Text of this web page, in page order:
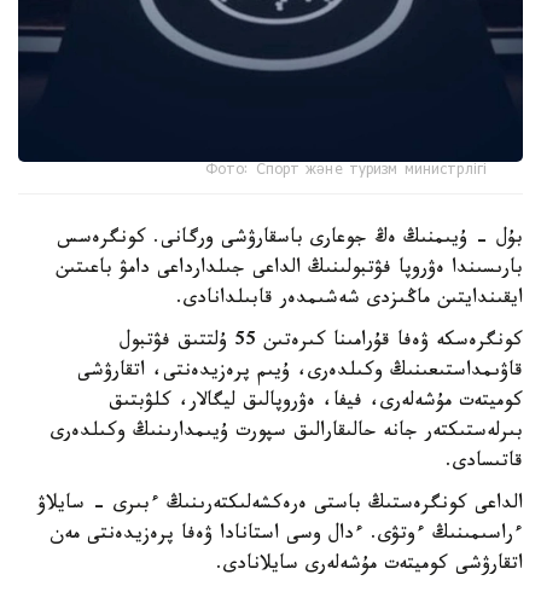
Фото: Спорт және туризм министрлігі
بۇل - ۇيىمنىڭ ەڭ جوعارى باسقارۋشى ورگانى. كونگرەسس
بارىسىندا ەۋروپا فۋتبولىنىڭ الداعى جىلدارداعى دامۋ باعىتىن
ايقىندايتىن ماڭىزدى شەشىمدەر قابىلدانادى.
كونگرەسكە ۋەفا قۇرامىنا كىرەتىن 55 ۇلتتىق فۋتبول
قاۋىمداستىعىنىڭ وكىلدەرى، ۇيىم پرەزيدەنتى، اتقارۋشى
كوميتەت مۇشەلەرى، فيفا، ەۋروپالىق ليگالار، كلۋبتىق
بىرلەستىكتەر جانە حالىقارالىق سپورت ۇيىمدارىنىڭ وكىلدەرى
قاتىسادى.
الداعى كونگرەستىڭ باستى ەرەكشەلىكتەرىنىڭ ءبىرى - سايلاۋ
ءراسىمىنىڭ ءوتۋى. ءدال وسى استانادا ۋەفا پرەزيدەنتى مەن
اتقارۋشى كوميتەت مۇشەلەرى سايلانادى.